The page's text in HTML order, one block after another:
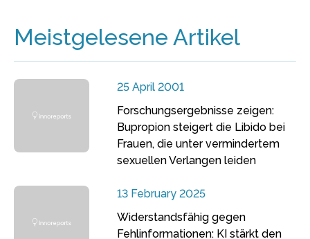
Meistgelesene Artikel
25 April 2001
Forschungsergebnisse zeigen:
Bupropion steigert die Libido bei
Frauen, die unter vermindertem
sexuellen Verlangen leiden
13 February 2025
Widerstandsfähig gegen
Fehlinformationen: KI stärkt den